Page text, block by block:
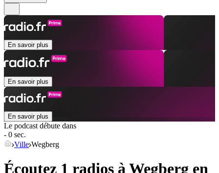
En savoir plus
En savoir plus
En savoir plus
Le podcast débute dans
- 0 sec.
Ville Wegberg
Écoutez 1 radios à Wegberg en